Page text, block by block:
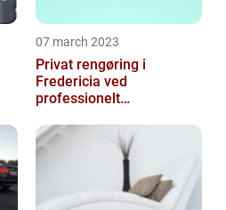
07 march 2023
Privat rengøring i
Fredericia ved
professionelt